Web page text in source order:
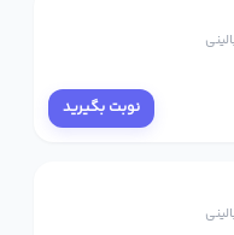
نوبت بگیرید